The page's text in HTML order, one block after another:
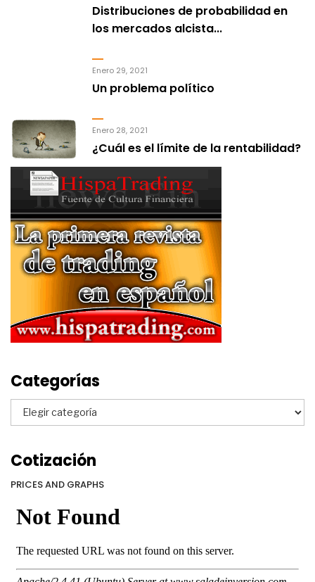
Distribuciones de probabilidad en
los mercados alcista...
Enero 29, 2021
Un problema político
Enero 28, 2021
¿Cuál es el límite de la rentabilidad?
Categorías
Categorías
Cotización
PRICES AND GRAPHS